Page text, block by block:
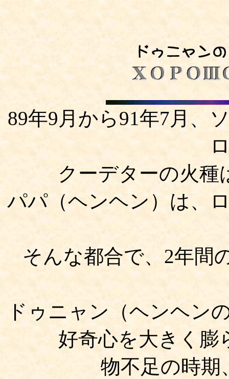
89年9月から91年7月、
クーデターの火
パパ（ヘンヘン）は、
そんな都合で、 2年間
ドゥニャン（ヘンヘン
好奇心を大きく膨
物不足の時期